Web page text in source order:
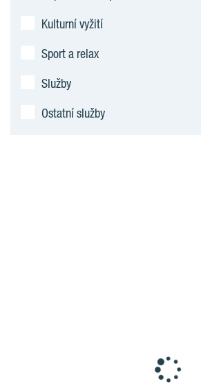
Kulturní vyžití
Sport a relax
Služby
Ostatní služby